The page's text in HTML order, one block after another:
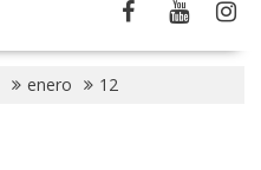
enero 12